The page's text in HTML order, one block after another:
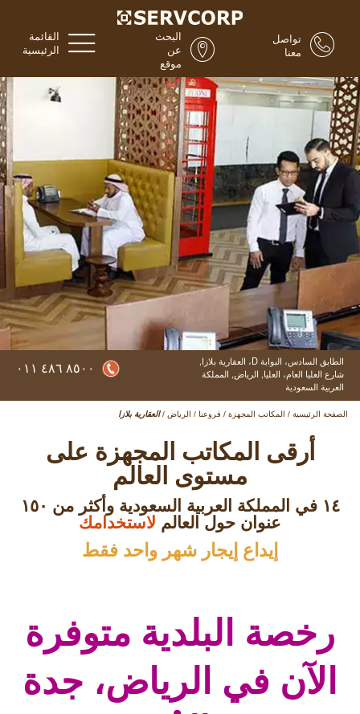
القائمة
الرئيسية
البحث
عن
موقع
تواصل
معنا
الطابق السادس، البوابة D، العقارية بلازا,
شارع العليا العام، العليا, الرياض, المملكة
العربية السعودية
٨٥٠٠ ٤٨٦ ٠١١
الصفحة الرئيسية / المكاتب المجهزة / فروعنا / الرياض / العقارية بلازا
أرقى المكاتب المجهزة على
مستوى العالم
۱٤ في المملكة العربية السعودية وأكثر من ۱٥۰
عنوان حول العالم لاستخدامك
إيداع إيجار شهر واحد فقط
رخصة البلدية متوفرة
الآن في الرياض، جدة